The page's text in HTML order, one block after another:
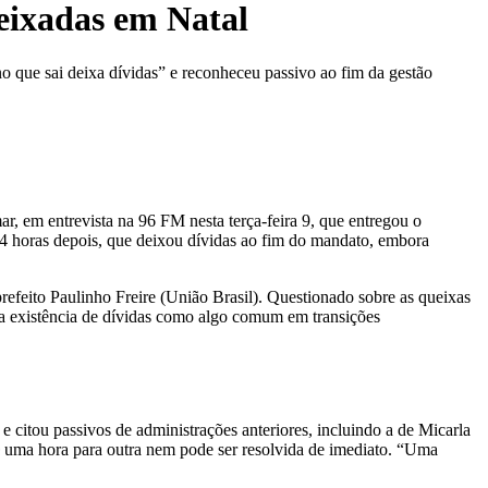
em Natal
sai deixa dívidas” e reconheceu passivo ao fim da gestão
em entrevista na 96 FM nesta terça-feira 9, que entregou o
depois, que deixou dívidas ao fim do mandato, embora
Paulinho Freire (União Brasil). Questionado sobre as queixas
de dívidas como algo comum em transições
citou passivos de administrações anteriores, incluindo a de Micarla
hora para outra nem pode ser resolvida de imediato. “Uma